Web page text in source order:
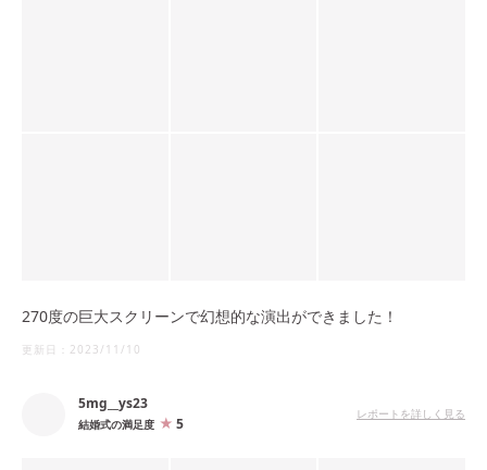
270度の巨大スクリーンで幻想的な演出ができました！
更新日： 2023/11/10
5mg__ys23
結婚式の満足度 5
レポートを詳しく見る